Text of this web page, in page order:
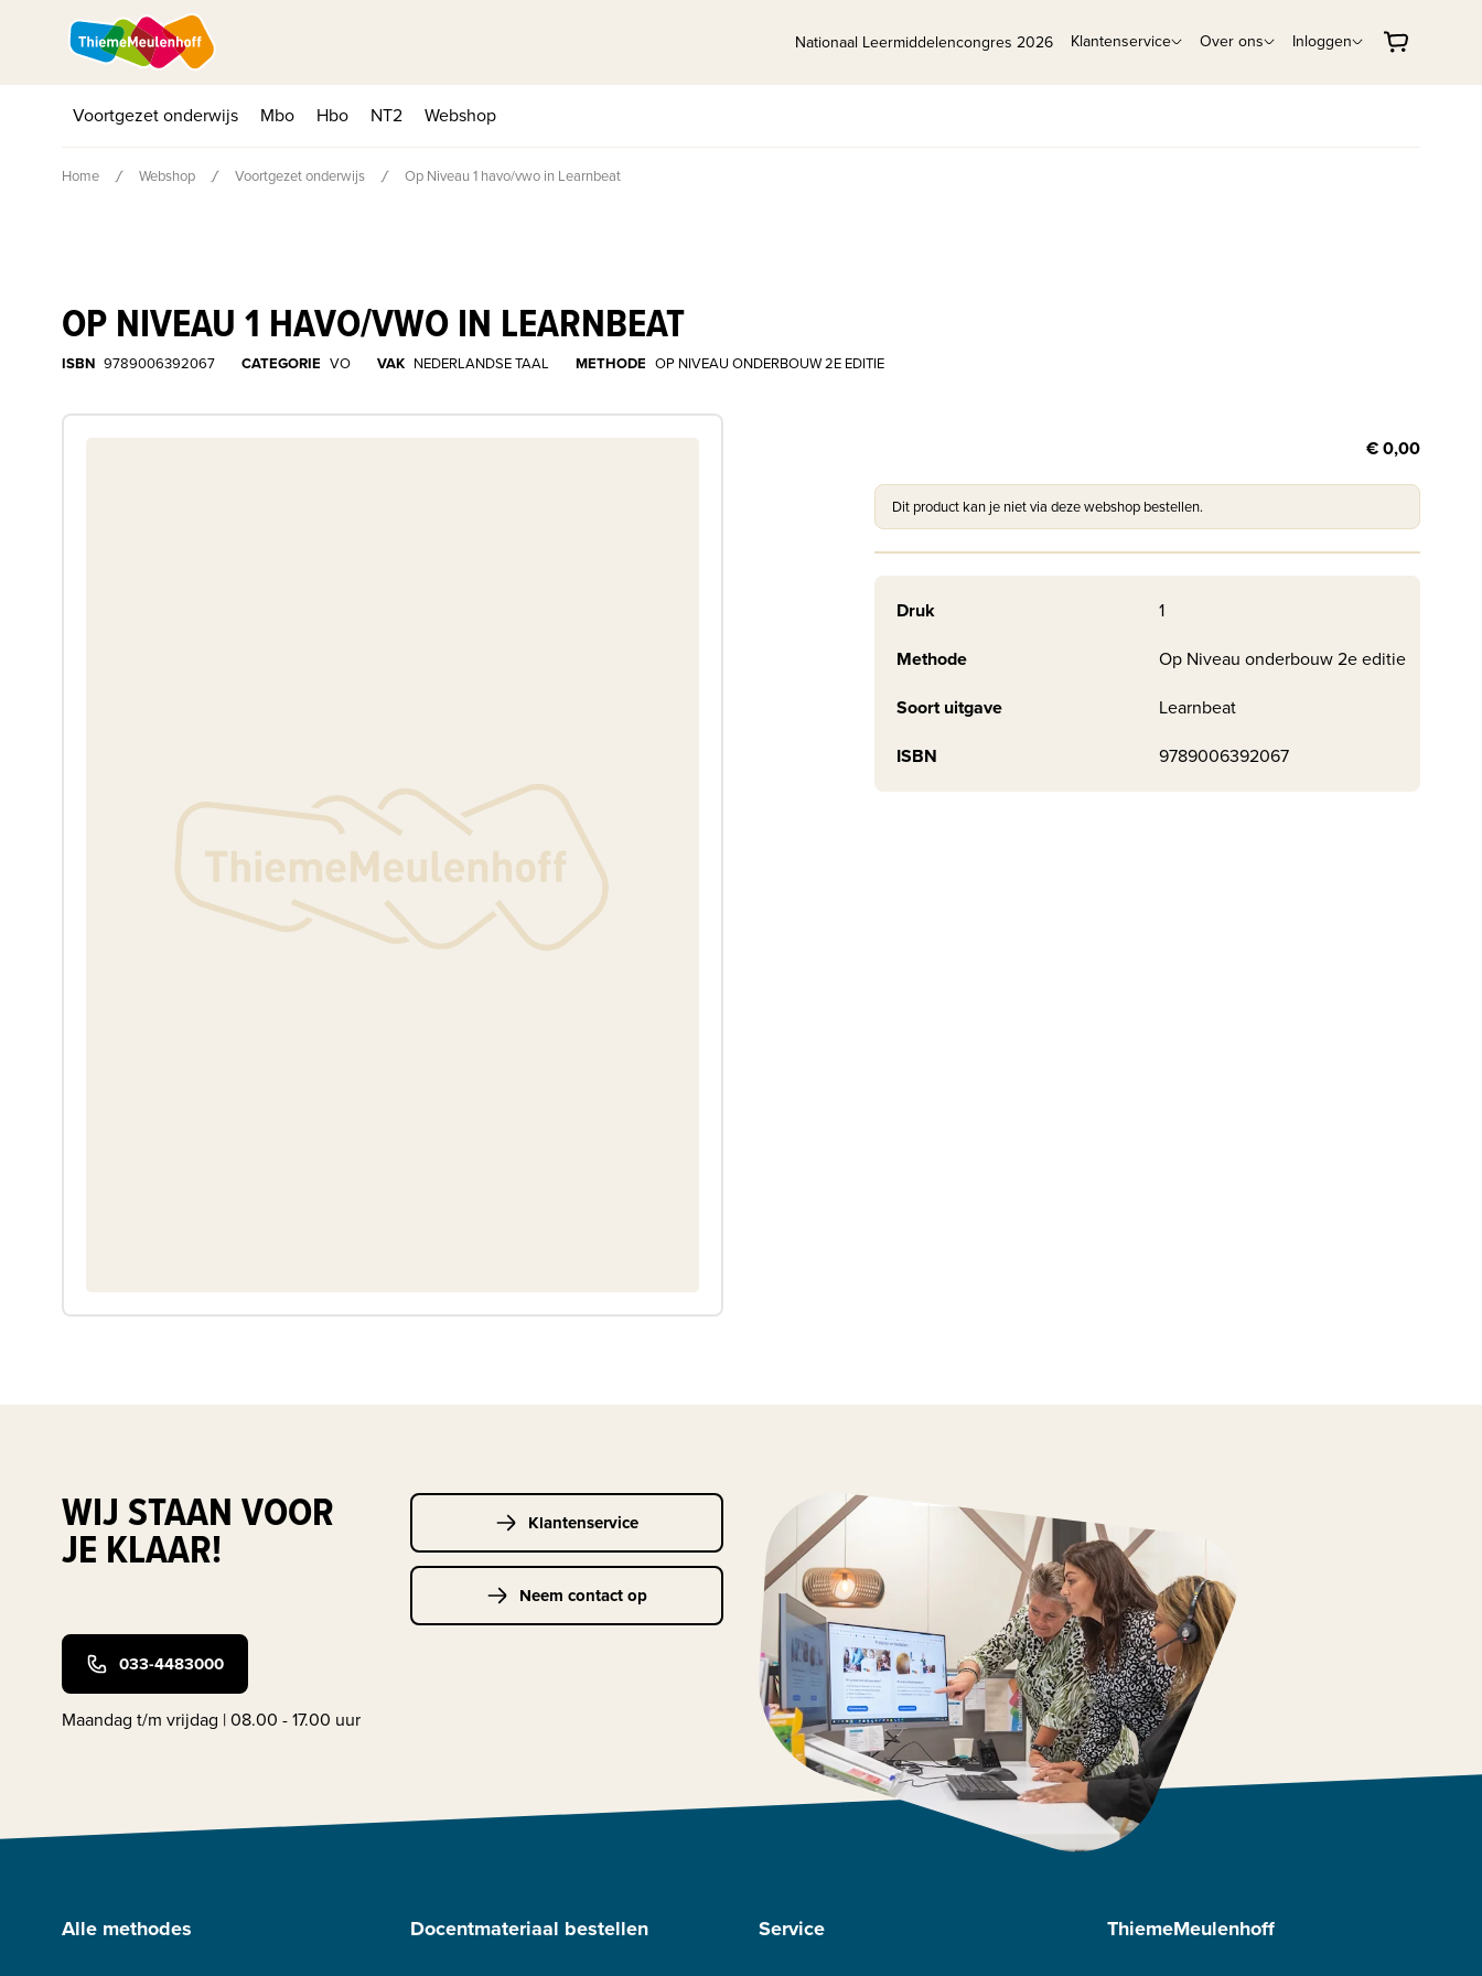
Nationaal Leermiddelencongres 2026 Klantenservice Over ons Inloggen
Voortgezet onderwijs Mbo Hbo NT2 Webshop
Home Webshop Voortgezet onderwijs Op Niveau 1 havo/vwo in Learnbeat
OP NIVEAU 1 HAVO/VWO IN LEARNBEAT
ISBN 9789006392067 CATEGORIE VO VAK NEDERLANDSE TAAL METHODE OP NIVEAU ONDERBOUW 2E EDITIE
€ 0,00
Dit product kan je niet via deze webshop bestellen.
Druk
1
Methode
Op Niveau onderbouw 2e editie
Soort uitgave
Learnbeat
ISBN
9789006392067
WIJ STAAN VOOR
JE KLAAR!
033-4483000
Maandag t/m vrijdag | 08.00 - 17.00 uur
Klantenservice
Neem contact op
Alle methodes Docentmateriaal bestellen Service ThiemeMeulenhoff